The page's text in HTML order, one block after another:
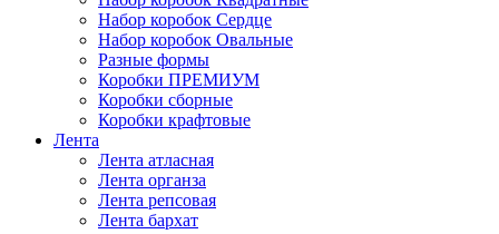
Набор коробок Сердце
Набор коробок Овальные
Разные формы
Коробки ПРЕМИУМ
Коробки сборные
Коробки крафтовые
Лента
Лента атласная
Лента органза
Лента репсовая
Лента бархат